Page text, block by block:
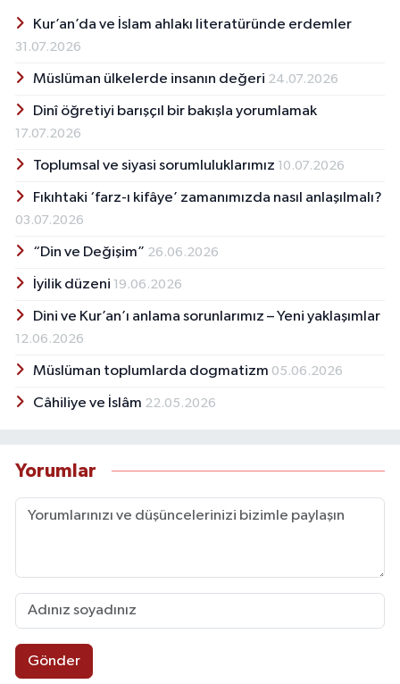
Kur’an’da ve İslam ahlakı literatüründe erdemler
31.07.2026
Müslüman ülkelerde insanın değeri 24.07.2026
Dinî öğretiyi barışçıl bir bakışla yorumlamak
17.07.2026
Toplumsal ve siyasi sorumluluklarımız 10.07.2026
Fıkıhtaki ‘farz-ı kifâye’ zamanımızda nasıl anlaşılmalı?
03.07.2026
“Din ve Değişim” 26.06.2026
İyilik düzeni 19.06.2026
Dini ve Kur’an’ı anlama sorunlarımız – Yeni yaklaşımlar
12.06.2026
Müslüman toplumlarda dogmatizm 05.06.2026
Câhiliye ve İslâm 22.05.2026
Yorumlar
Gönder